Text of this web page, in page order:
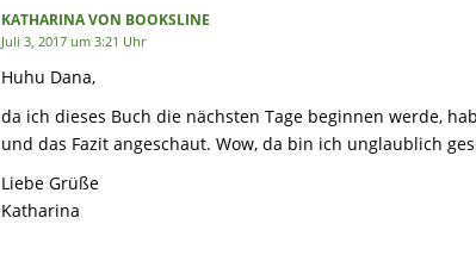
KATHARINA VON BOOKSLINE
Juli 3, 2017 um 3:21 Uhr
Huhu Dana,
da ich dieses Buch die nächsten Tage beginnen werde,
und das Fazit angeschaut. Wow, da bin ich unglaublich
Liebe Grüße
Katharina